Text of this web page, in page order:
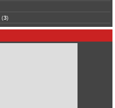
(3)